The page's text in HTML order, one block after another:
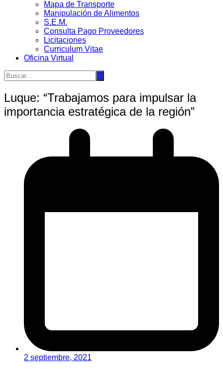
Mapa de Transporte
Manipulación de Alimentos
S.E.M.
Consulta Pago Proveedores
Licitaciones
Curriculum Vitae
Oficina Virtual
Luque: “Trabajamos para impulsar la
importancia estratégica de la región”
2 septiembre, 2021